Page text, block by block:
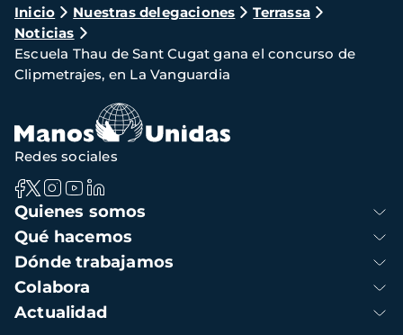
Ruta
de
navegación
Inicio Nuestras delegaciones
Terrassa
Noticias
Escuela Thau de Sant Cugat gana el concurso de
Clipmetrajes, en La Vanguardia
Navegación
principal
Quienes somos
Qué hacemos
Dónde trabajamos
Colabora
Actualidad
Redes sociales